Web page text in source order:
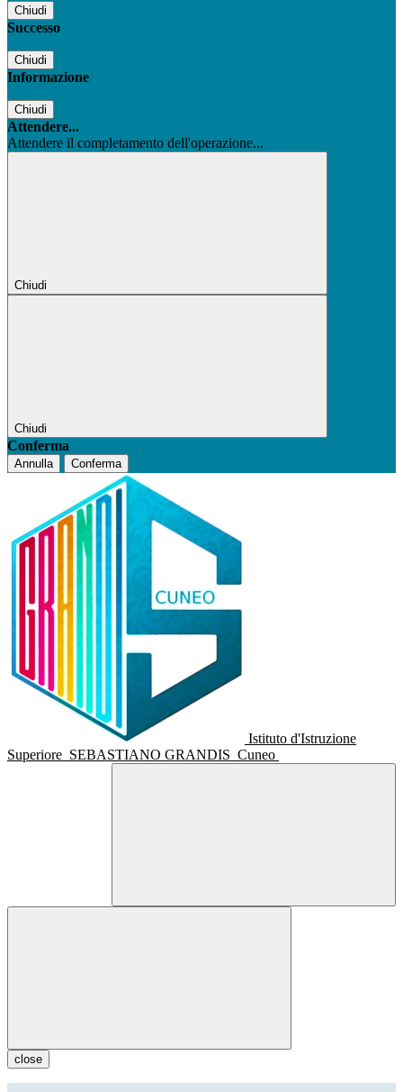
Chiudi
Successo
Chiudi
Informazione
Chiudi
Attendere...
Attendere il completamento dell'operazione...
Chiudi
Chiudi
Conferma
Annulla Conferma
Istituto d'Istruzione
Superiore SEBASTIANO GRANDIS Cuneo
close